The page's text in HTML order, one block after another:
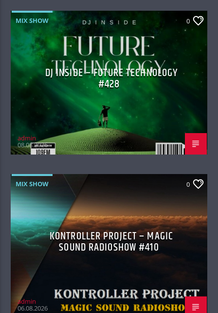
MIX SHOW 0
DJ INSIDE – FUTURE TECHNOLOGY
#428
admin
08.08.2026
MIX SHOW 0
KONTROLLER PROJECT – MAGIC
SOUND RADIOSHOW #410
admin
06.08.2026